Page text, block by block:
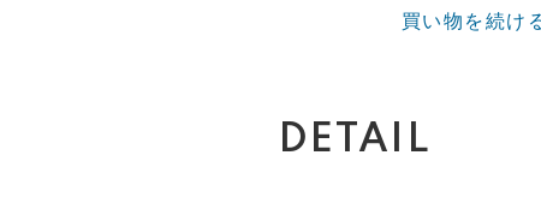
買い物を続け
DETAIL